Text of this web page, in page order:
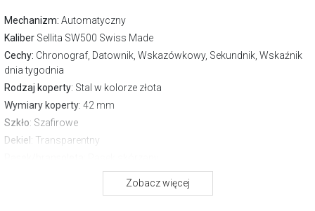
Mechanizm: Automatyczny
Kaliber Sellita SW500 Swiss Made
Cechy: Chronograf, Datownik, Wskazówkowy, Sekundnik, Wskaźnik
dnia tygodnia
Rodzaj koperty: Stal w kolorze złota
Wymiary koperty: 42 mm
Szkło: Szafirowe
Dekiel: Transparentny
50 m
Zobacz więcej